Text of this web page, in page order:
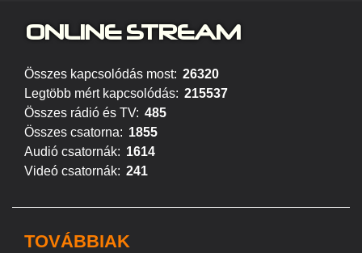
ONLINE STREAM
Összes kapcsolódás most: 26320
Legtöbb mért kapcsolódás: 215537
Összes rádió és TV: 485
Összes csatorna: 1855
Audió csatornák: 1614
Videó csatornák: 241
TOVÁBBIAK